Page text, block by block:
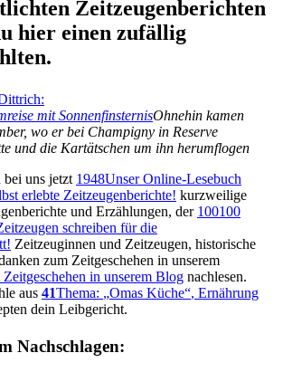
Zeitzeugenberichten
hier einen zufällig
mit SonnenfinsternisOhnehin kamen
wo er bei Champigny in Reserve
und die Kartätschen um ihn herumflogen
bei uns jetzt 1948Unser Online-Lesebuch
erlebte Zeitzeugenberichte! kurzweilige
und Erzählungen, der 100100
schreiben für die
Zeitzeuginnen und Zeitzeugen, historische
zum Zeitgeschehen in unserem
in unserem Blog nachlesen.
aus 41Thema: Omas Küche , Ernährung
dein Leibgericht.
Nachschlagen: